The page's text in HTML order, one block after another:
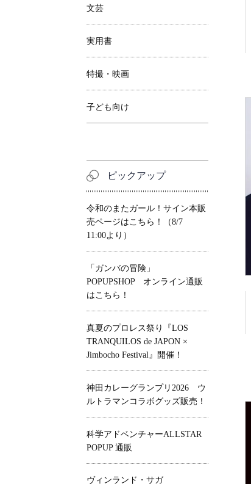
文芸
実用書
特撮・映画
子ども向け
ピックアップ
令和のまたガール！サイン本販
売ページはこちら！（8/7
11:00より）
「ガンバの冒険」
POPUPSHOP オンライン通販
はこちら！
真夏のプロレス祭り『LOS
TRANQUILOS de JAPON ×
Jimbocho Festival』開催！
神田カレーグランプリ2026 ウ
ルトラマンコラボグッズ販売！
科学アドベンチャーALLSTAR
POPUP 通販
ヴィンランド・サガ